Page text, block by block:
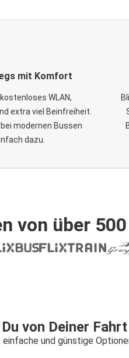
mit Komfort
WLAN,
extra viel Beinfreiheit.
modernen Bussen
dazu.
von über
von Deiner
einfache und günstige